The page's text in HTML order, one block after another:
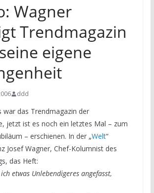
Wagner
Trendmagazin
eigene
ddd
war das Trendmagazin der
jetzt ist es noch ein letztes Mal – zum
– erschienen. In der „Welt“
Josef Wagner, Chef-Kolumnist des
das Heft:
etwas Unlebendigeres angefasst,